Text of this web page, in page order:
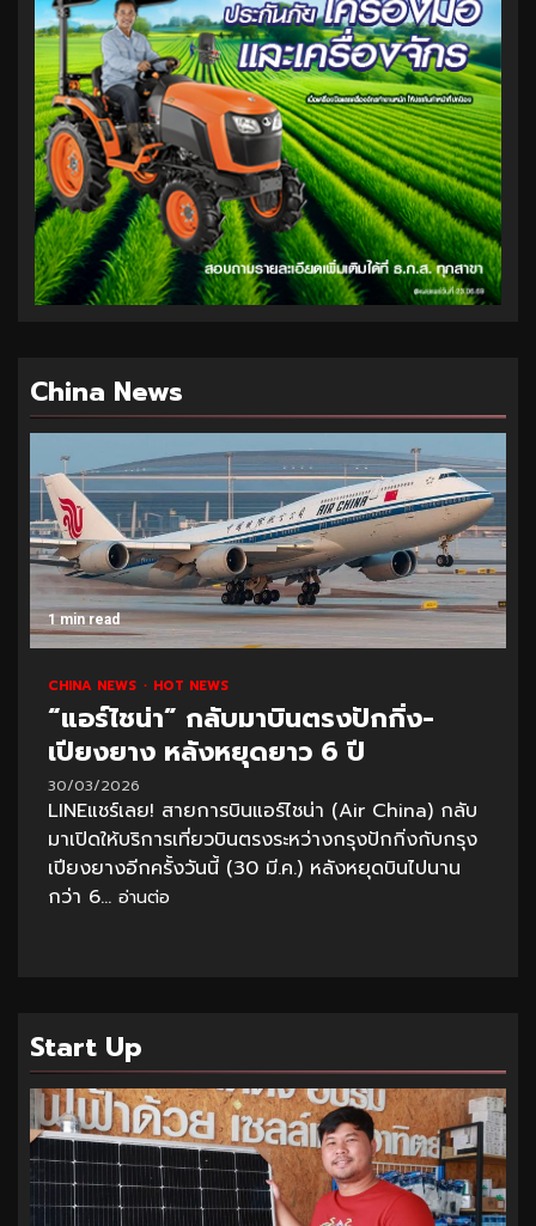
China News
1 min read
CHINA NEWS HOT NEWS
“แอร์ไชน่า” กลับมาบินตรงปักกิ่ง-
เปียงยาง หลังหยุดยาว 6 ปี
30/03/2026
LINEแชร์เลย! สายการบินแอร์ไชน่า (Air China) กลับ
มาเปิดให้บริการเที่ยวบินตรงระหว่างกรุงปักกิ่งกับกรุง
เปียงยางอีกครั้งวันนี้ (30 มี.ค.) หลังหยุดบินไปนาน
กว่า 6... อ่านต่อ
Start Up